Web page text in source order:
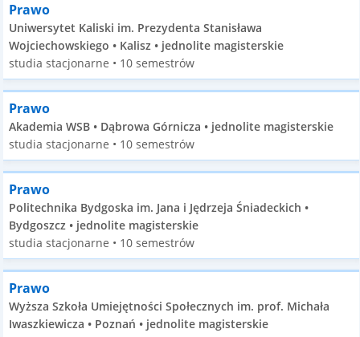
Prawo
Uniwersytet Kaliski im. Prezydenta Stanisława
Wojciechowskiego • Kalisz • jednolite magisterskie
studia stacjonarne • 10 semestrów
Prawo
Akademia WSB • Dąbrowa Górnicza • jednolite magisterskie
studia stacjonarne • 10 semestrów
Prawo
Politechnika Bydgoska im. Jana i Jędrzeja Śniadeckich •
Bydgoszcz • jednolite magisterskie
studia stacjonarne • 10 semestrów
Prawo
Wyższa Szkoła Umiejętności Społecznych im. prof. Michała
Iwaszkiewicza • Poznań • jednolite magisterskie